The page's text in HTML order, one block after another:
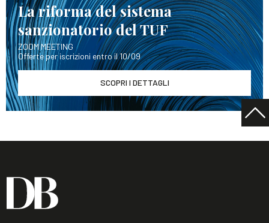
La riforma del sistema
sanzionatorio del TUF
ZOOM MEETING
Offerte per iscrizioni entro il 10/09
SCOPRI I DETTAGLI